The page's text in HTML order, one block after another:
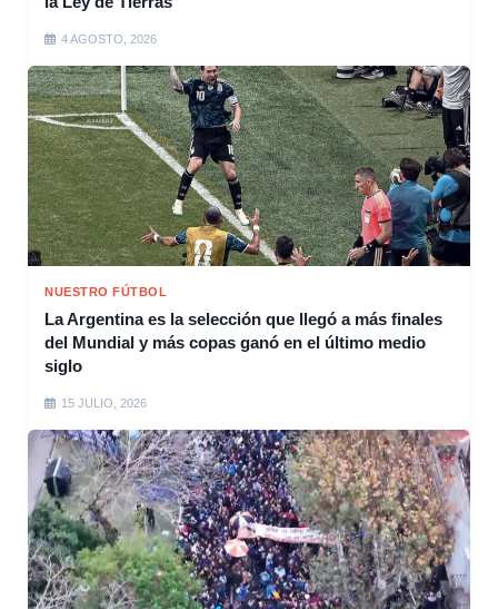
4 AGOSTO, 2026
NUESTRO FÚTBOL
La Argentina es la selección que llegó a más finales
del Mundial y más copas ganó en el último medio
siglo
15 JULIO, 2026